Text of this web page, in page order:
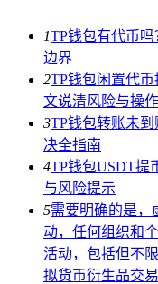
1TP钱包有代币
边界
2TP钱包闲置代
文说清风险与操
3TP钱包转账未
决全指南
4TP钱包USDT提
与风险提示
5需要明确的是，
动，任何组织和
活动，包括但不
拟货币衍生品交